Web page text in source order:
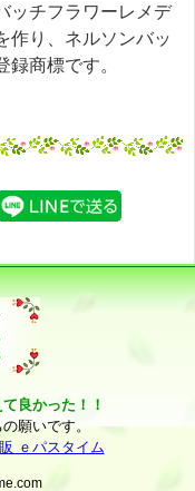
ッチフラワーレメデ
作り、ネルソンバッ
商標です。
良かった！！
願いです。
ｅパスタイム